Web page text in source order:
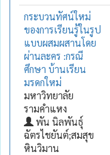
กระบวนทัศน์ใหม่
ของการเรียนรู้ในรูป
แบบผสมผสานโดย
ผ่านละคร :กรณี
ศึกษา บ้านเรียน
มรดกใหม่
มหาวิทยาลัย
รามคำแหง
พัน นิลพันธุ์
ฉัตรไชยันต์;สมสุข
หินวิมาน